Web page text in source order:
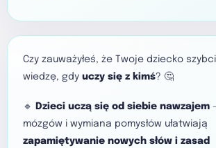
Czy zauważyłeś, że Twoje dziecko
wiedzę, gdy uczy się z kimś? 🤔
🔹 Dzieci uczą się od siebie nawzajem
mózgów i wymiana pomysłów ułatwiają
zapamiętywanie nowych słów i zasad